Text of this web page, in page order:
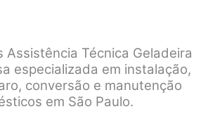
Assistência Técnica Geladeira
especializada em instalação,
conversão e manutenção
em São Paulo.